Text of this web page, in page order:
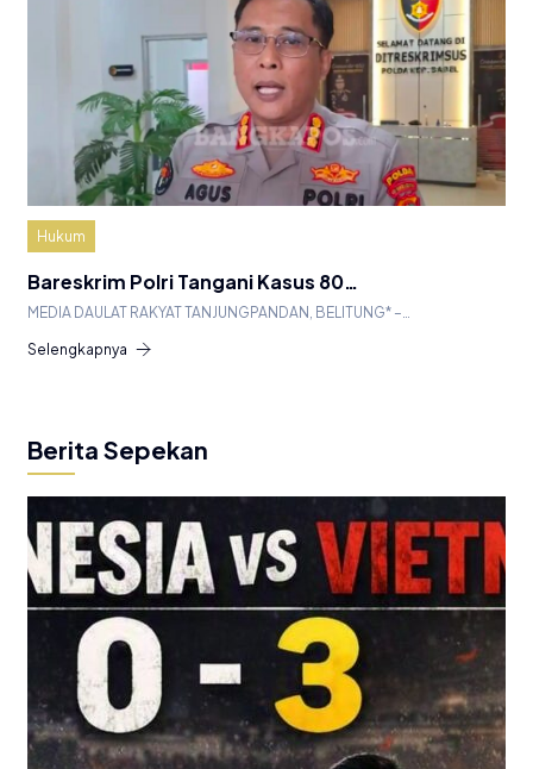
Hukum
Bareskrim Polri Tangani Kasus 80…
MEDIA DAULAT RAKYAT TANJUNGPANDAN, BELITUNG* –…
Selengkapnya
Berita Sepekan